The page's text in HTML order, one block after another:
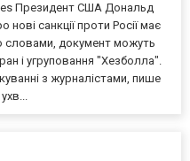
Президент США Дональд
санкції проти Росії має
словами, документ можуть
і угруповання "Хезболла".
з журналістами, пише